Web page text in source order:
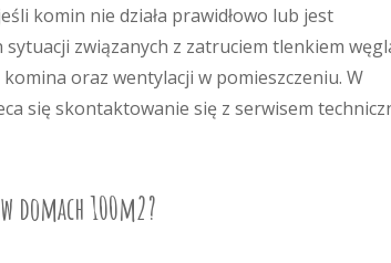
komin nie działa prawidłowo lub jest
związanych z zatruciem tlenkiem
oraz wentylacji w pomieszczeniu. W
się skontaktowanie się z serwisem
100m2?